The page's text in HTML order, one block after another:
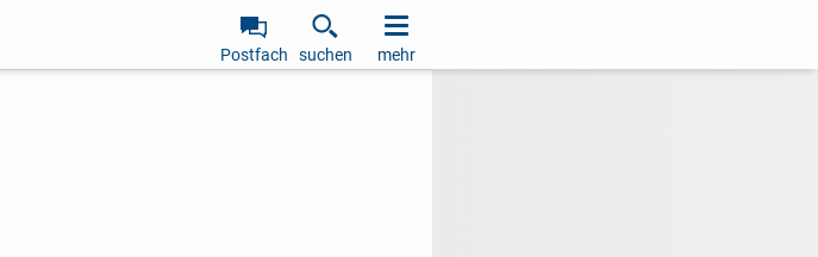
Postfach suchen mehr